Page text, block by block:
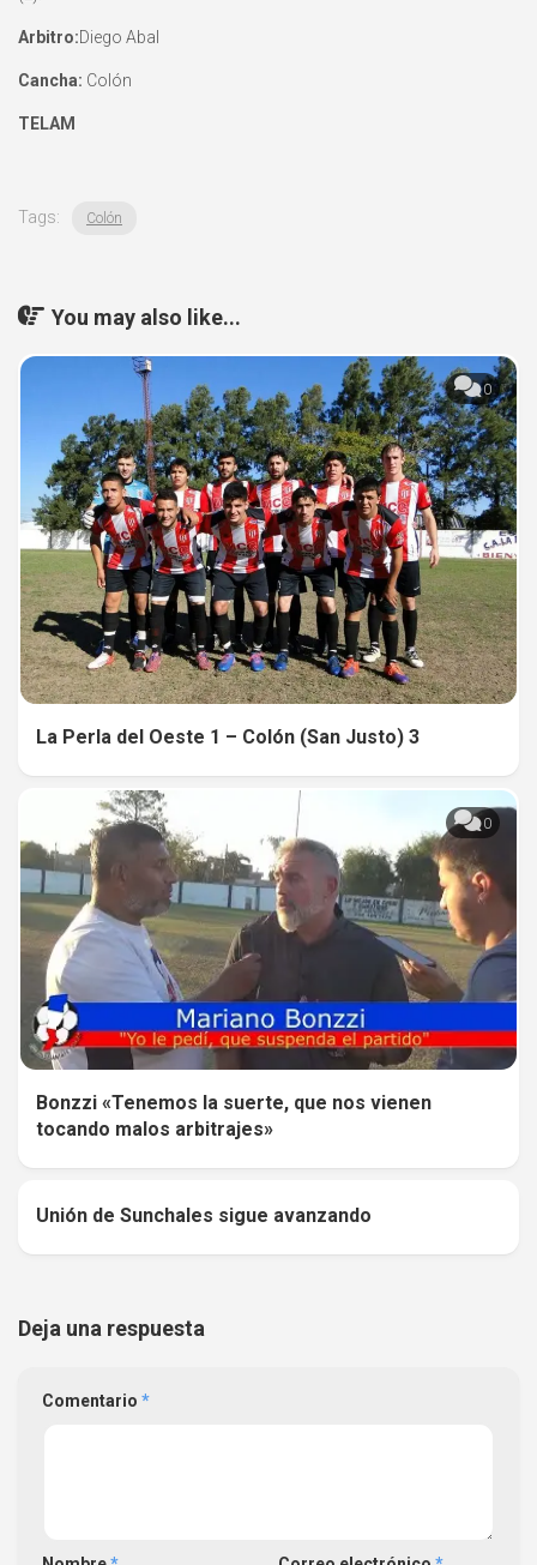
Arbitro:Diego Abal
Cancha: Colón
TELAM
Tags: Colón
You may also like...
0
La Perla del Oeste 1 – Colón (San Justo) 3
0
Bonzzi «Tenemos la suerte, que nos vienen
tocando malos arbitrajes»
Unión de Sunchales sigue avanzando
Deja una respuesta
Comentario *